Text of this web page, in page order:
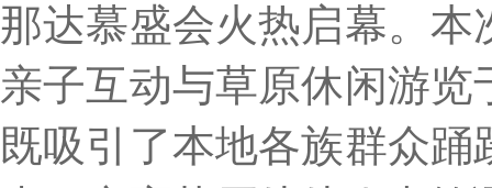
那达慕盛会火热启幕。
亲子互动与草原休闲游
既吸引了本地各族群众